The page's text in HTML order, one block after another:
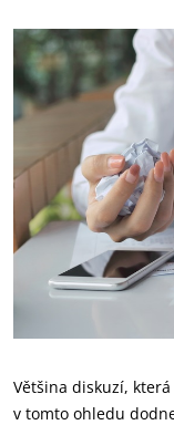
Většina diskuzí,
v tomto ohledu